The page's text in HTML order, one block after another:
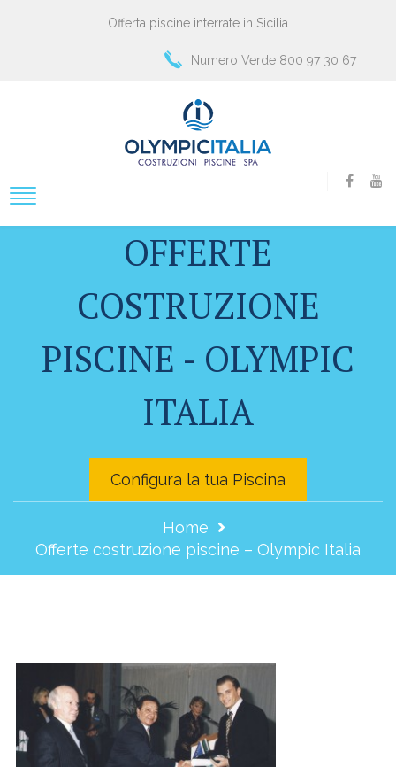
Offerta piscine interrate in Sicilia
Numero Verde 800 97 30 67
OFFERTE
COSTRUZIONE
PISCINE - OLYMPIC
ITALIA
Configura la tua Piscina
Home
Offerte costruzione piscine – Olympic Italia